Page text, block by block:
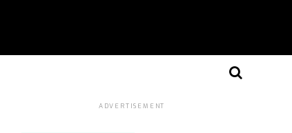
ADVERTISEMENT